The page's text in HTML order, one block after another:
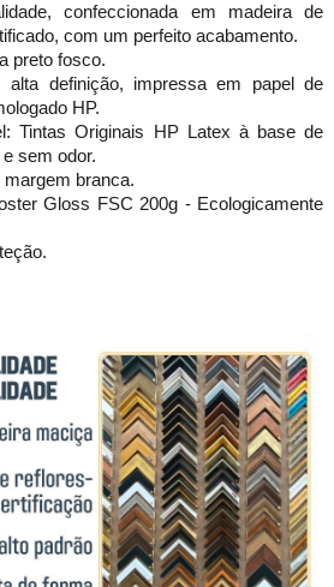
confeccionada em madeira de
com um perfeito acabamento.
preto fosco.
definição, impressa em papel de
HP.
Tintas Originais HP Latex à base de
sem odor.
branca.
Gloss FSC 200g - Ecologicamente